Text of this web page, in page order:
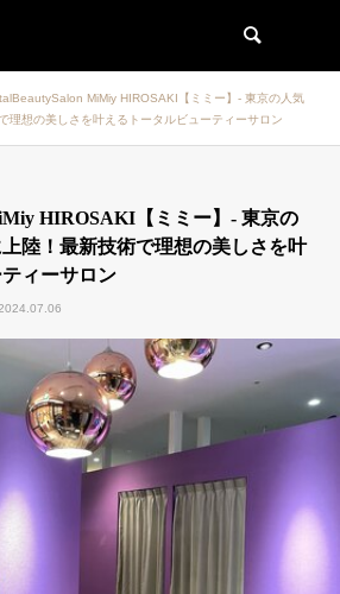
MiMiy HIROSAKI【ミミー】- 東京の人気
理想の美しさを叶えるトータルビューティーサロン
HIROSAKI【ミミー】- 東京の
陸！最新技術で理想の美しさを叶
ィーサロン